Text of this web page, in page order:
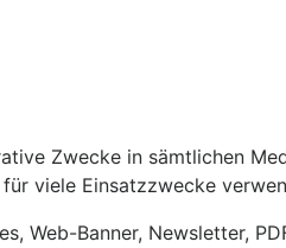
Zwecke in sämtlichen
viele Einsatzzwecke
Web-Banner, Newsletter,